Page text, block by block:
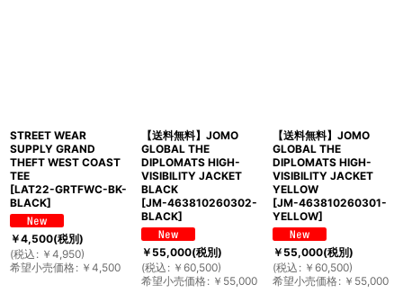
STREET WEAR
SUPPLY GRAND
THEFT WEST COAST
TEE
[LAT22-GRTFWC-BK-
BLACK]
￥4,500(税別)
(税込 : ￥ 4,950)
希望小売価格: ￥ 4,500
【送料無料】JOMO
GLOBAL THE
DIPLOMATS HIGH-
VISIBILITY JACKET
BLACK
[JM-463810260302-
BLACK]
￥55,000(税別)
(税込 : ￥ 60,500)
希望小売価格: ￥ 55,000
【送料無料】JOMO
GLOBAL THE
DIPLOMATS HIGH-
VISIBILITY JACKET
YELLOW
[JM-463810260301-
YELLOW]
￥55,000(税別)
(税込 : ￥ 60,500)
希望小売価格: ￥ 55,000